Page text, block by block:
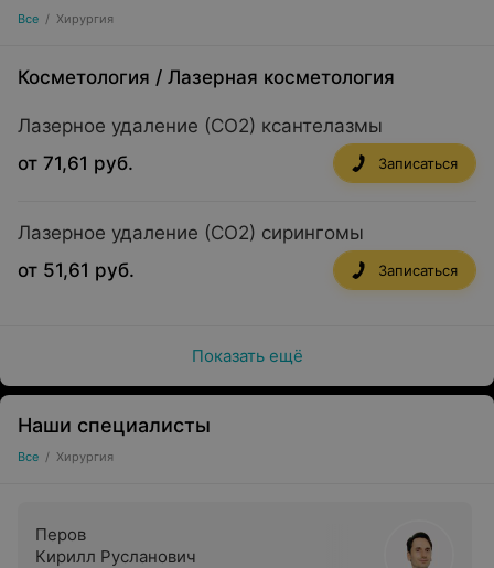
Все / Хирургия
Косметология / Лазерная косметология
Лазерное удаление (СО2) ксантелазмы
от 71,61 руб.
Записаться
Лазерное удаление (СО2) сирингомы
от 51,61 руб.
Записаться
Показать ещё
Наши специалисты
Все / Хирургия
Перов
Кирилл Русланович